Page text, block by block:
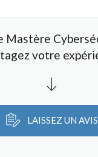
Mastère
votre
LAISSEZ UN AVIS